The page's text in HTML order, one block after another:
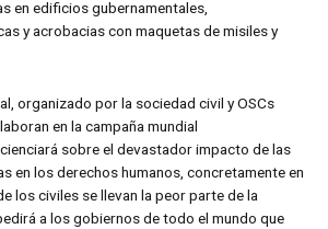
en edificios gubernamentales,
y acrobacias con maquetas de misiles y
organizado por la sociedad civil y OSCs
en la campaña mundial
sobre el devastador impacto de las
en los derechos humanos, concretamente en
los civiles se llevan la peor parte de la
a los gobiernos de todo el mundo que